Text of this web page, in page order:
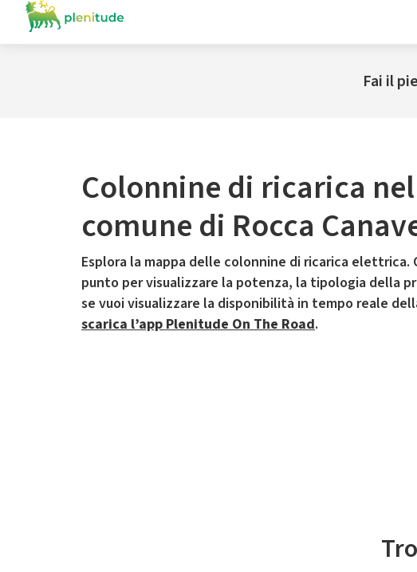
Fai il
Colonnine di ricarica nel
comune di Rocca
Esplora la mappa delle colonnine di ricarica elettrica.
punto per visualizzare la potenza, la tipologia della
se vuoi visualizzare la disponibilità in tempo reale
scarica l’app Plenitude On The Road.
Il servizio